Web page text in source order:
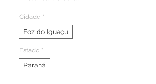
Cidade *
Foz do Iguaçu
Estado *
Paraná